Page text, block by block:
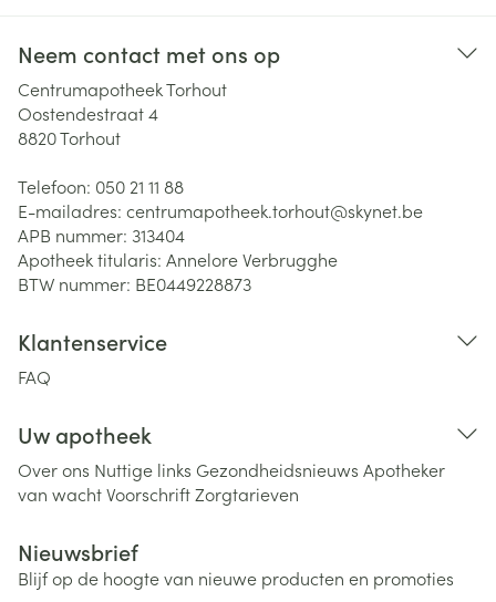
Neem contact met ons op
Centrumapotheek Torhout
Oostendestraat 4
8820Torhout
Telefoon: 050 21 11 88
E-mailadres: centrumapotheek.torhout@skynet.be
APB nummer: 313404
Apotheek titularis: Annelore Verbrugghe
BTW nummer: BE0449228873
Klantenservice
FAQ
Uw apotheek
Over ons Nuttige links Gezondheidsnieuws Apotheker
van wachtVoorschriftZorgtarieven
Nieuwsbrief
Blijf op de hoogte van nieuwe producten en promoties